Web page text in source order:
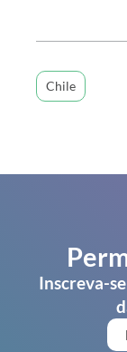
Chile
Inscreva-